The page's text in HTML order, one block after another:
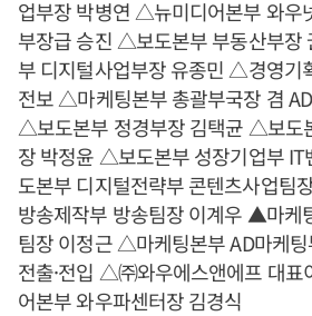
업부장 박병연 △뉴미디어본부 와우
부장급 승진 △보도본부 부동산부
부 디지털사업부장 유종민 △경영기
전보 △마케팅본부 총괄부국장 겸
△보도본부 정경부장 김택균 △보도
장 박정윤 △보도본부 성장기업부
도본부 디지털전략부 콘텐츠사업팀
방송제작부 방송팀장 이계우 ▲마케
팀장 이정근 △마케팅본부 AD마케
전출·전입 △㈜와우에스앤에프 대
어본부 와우파센터장 김경식